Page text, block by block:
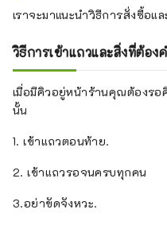
เราจะมาแนะนำวิธีการสั่งซื้อแ
วิธีการเข้าแถวและสิ่งที่ต้อง
เมื่อมีคิวอยู่หน้าร้านคุณต้องรอ
นั้น
1. เข้าแถวตอนท้าย.
2. เข้าแถวรอจนครบทุกคน
3.อย่าขัดจังหวะ.